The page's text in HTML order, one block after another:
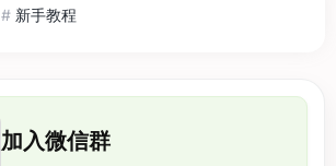
# 新手教程
加入微信群